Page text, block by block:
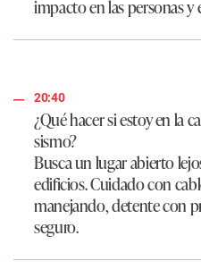
impacto en las personas y
20:40
¿Qué hacer si estoy en la
sismo?
Busca un lugar abierto
edificios. Cuidado con
manejando, detente con
seguro.